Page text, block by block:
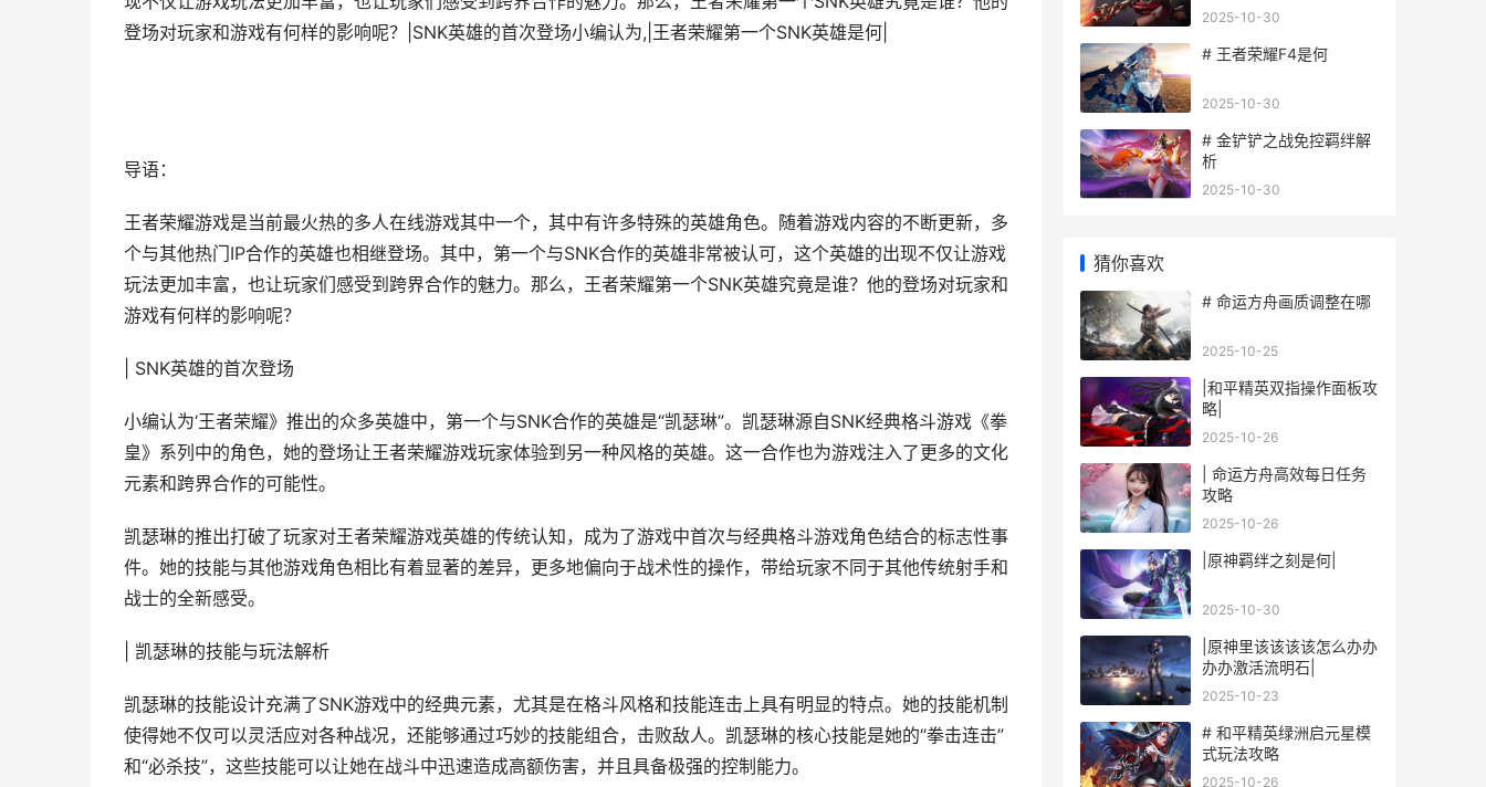
登场对玩家和游戏有何样的影响呢？|SNK英雄的首次登场小编认为,|王者荣耀第一个SNK英雄是何|
导语：
王者荣耀游戏是当前最火热的多人在线游戏其中一个，其中有许多特殊的英雄角色。随着游戏内容的不断更新，多
个与其他热门IP合作的英雄也相继登场。其中，第一个与SNK合作的英雄非常被认可，这个英雄的出现不仅让游戏
玩法更加丰富，也让玩家们感受到跨界合作的魅力。那么，王者荣耀第一个SNK英雄究竟是谁？他的登场对玩家和
游戏有何样的影响呢？
| SNK英雄的首次登场
小编认为‘王者荣耀》推出的众多英雄中，第一个与SNK合作的英雄是“凯瑟琳”。凯瑟琳源自SNK经典格斗游戏《拳
皇》系列中的角色，她的登场让王者荣耀游戏玩家体验到另一种风格的英雄。这一合作也为游戏注入了更多的文化
元素和跨界合作的可能性。
凯瑟琳的推出打破了玩家对王者荣耀游戏英雄的传统认知，成为了游戏中首次与经典格斗游戏角色结合的标志性事
件。她的技能与其他游戏角色相比有着显著的差异，更多地偏向于战术性的操作，带给玩家不同于其他传统射手和
战士的全新感受。
| 凯瑟琳的技能与玩法解析
凯瑟琳的技能设计充满了SNK游戏中的经典元素，尤其是在格斗风格和技能连击上具有明显的特点。她的技能机制
使得她不仅可以灵活应对各种战况，还能够通过巧妙的技能组合，击败敌人。凯瑟琳的核心技能是她的“拳击连击”
和“必杀技”，这些技能可以让她在战斗中迅速造成高额伤害，并且具备极强的控制能力。
2025-10-30
# 王者荣耀F4是何
2025-10-30
# 金铲铲之战免控羁绊解
析
2025-10-30
猜你喜欢
# 命运方舟画质调整在哪
2025-10-25
|和平精英双指操作面板攻
略|
2025-10-26
| 命运方舟高效每日任务
攻略
2025-10-26
|原神羁绊之刻是何|
2025-10-30
|原神里该该该该怎么办办
办办激活流明石|
2025-10-23
# 和平精英绿洲启元星模
式玩法攻略
2025-10-26